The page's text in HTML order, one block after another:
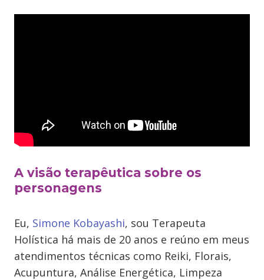
A visão terapêutica sobre os
personagens
Eu, Simone Kobayashi, sou Terapeuta
Holística há mais de 20 anos e reúno em meus
atendimentos técnicas como Reiki, Florais,
Acupuntura, Análise Energética, Limpeza